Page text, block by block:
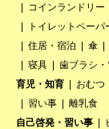
コインランドリー
トイレットペーパ
住居・宿泊
傘
寝具
歯ブラシ
育児・知育
おむつ
習い事
離乳食
自己啓発・習い事